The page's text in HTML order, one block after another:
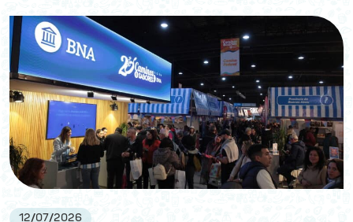
12/07/2026